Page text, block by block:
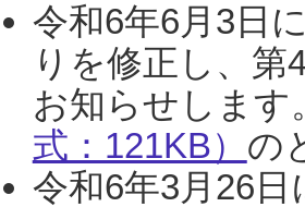
令和6年6月3日
りを修正し、
お知らせします
式：121KB） の
令和6年3月26